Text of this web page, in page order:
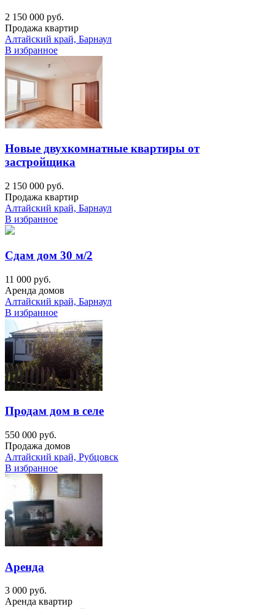
2 150 000 руб.
Продажа квартир
Алтайский край, Барнаул
В избранное
Новые двухкомнатные квартиры от
застройщика
2 150 000 руб.
Продажа квартир
Алтайский край, Барнаул
В избранное
Сдам дом 30 м/2
11 000 руб.
Аренда домов
Алтайский край, Барнаул
В избранное
Продам дом в селе
550 000 руб.
Продажа домов
Алтайский край, Рубцовск
В избранное
Аренда
3 000 руб.
Аренда квартир